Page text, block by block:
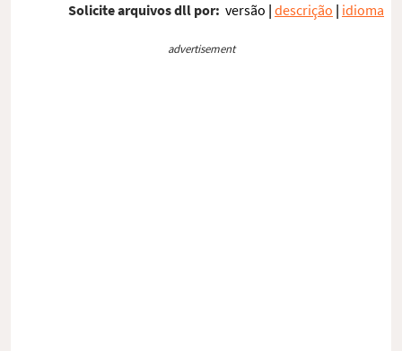
Solicite arquivos dll por: versão | descrição | idioma
advertisement